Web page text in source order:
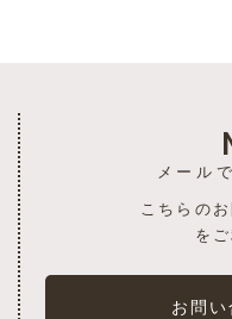
メール
こちらの
を
お問い